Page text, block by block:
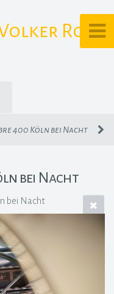
Rost
400 Köln bei Nacht
bei Nacht
bei Nacht